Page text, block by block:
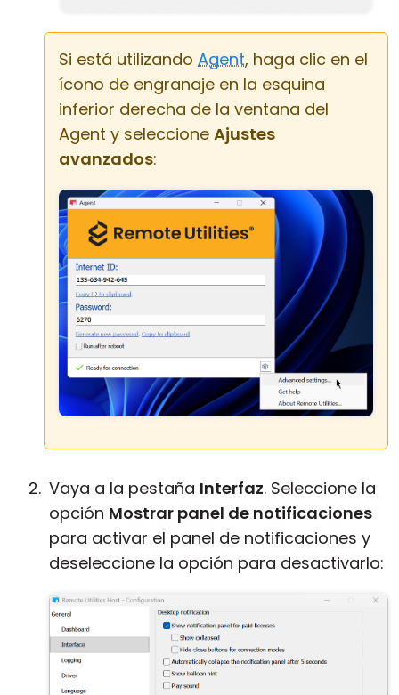
Si está utilizando Agent, haga clic en el
ícono de engranaje en la esquina
inferior derecha de la ventana del
Agent y seleccione Ajustes
avanzados:
Vaya a la pestaña Interfaz. Seleccione la
opción Mostrar panel de notificaciones
para activar el panel de notificaciones y
deseleccione la opción para desactivarlo: